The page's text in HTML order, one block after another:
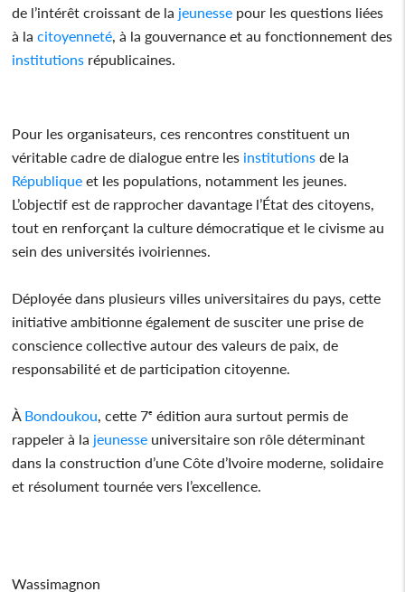
de l’intérêt croissant de la jeunesse pour les questions liées
à la citoyenneté, à la gouvernance et au fonctionnement des
institutions républicaines.
Pour les organisateurs, ces rencontres constituent un
véritable cadre de dialogue entre les institutions de la
République et les populations, notamment les jeunes.
L’objectif est de rapprocher davantage l’État des citoyens,
tout en renforçant la culture démocratique et le civisme au
sein des universités ivoiriennes.
Déployée dans plusieurs villes universitaires du pays, cette
initiative ambitionne également de susciter une prise de
conscience collective autour des valeurs de paix, de
responsabilité et de participation citoyenne.
À Bondoukou, cette 7ᵉ édition aura surtout permis de
rappeler à la jeunesse universitaire son rôle déterminant
dans la construction d’une Côte d’Ivoire moderne, solidaire
et résolument tournée vers l’excellence.
Wassimagnon